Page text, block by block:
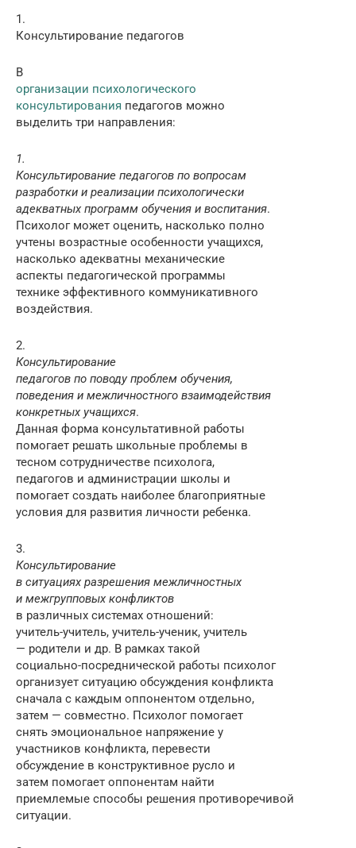
1.
Консультирование педагогов
В
организации психологического
консультирования педагогов можно
выделить три направления:
1.
Консультирование педагогов по вопросам
разработки и реализации психологически
адекватных программ обучения и воспитания.
Психолог может оценить, насколько полно
учтены возрастные особенности учащихся,
насколько адекватны механические
аспекты педагогической программы
технике эффективного коммуникативного
воздействия.
2.
Консультирование
педагогов по поводу проблем обучения,
поведения и межличностного взаимодействия
конкретных учащихся.
Данная форма консультативной работы
помогает решать школьные проблемы в
тесном сотрудничестве психолога,
педагогов и администрации школы и
помогает создать наиболее благоприятные
условия для развития личности ребенка.
3.
Консультирование
в ситуациях разрешения межличностных
и межгрупповых конфликтов
в различных системах отношений:
учитель-учитель, учитель-ученик, учитель
— родители и др. В рамках такой
социально-посреднической работы психолог
организует ситуацию обсуждения конфликта
сначала с каждым оппонентом отдельно,
затем — совместно. Психолог помогает
снять эмоциональное напряжение у
участников конфликта, перевести
обсуждение в конструктивное русло и
затем помогает оппонентам найти
приемлемые способы решения противоречивой
ситуации.